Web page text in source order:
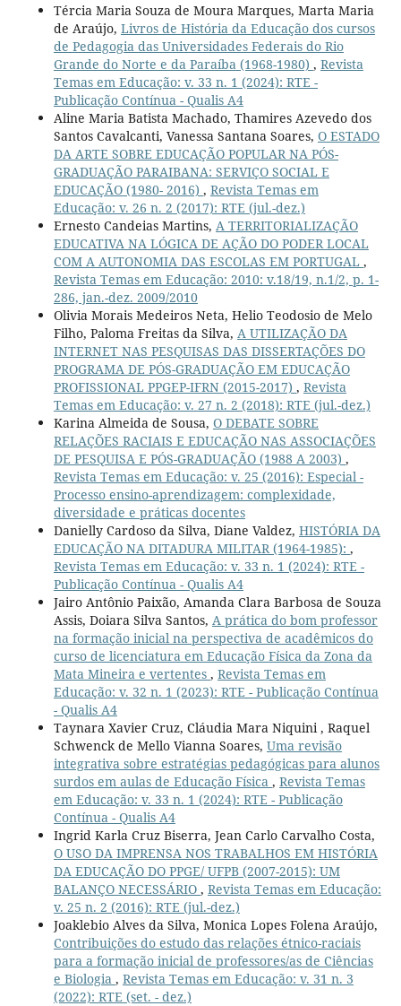
Tércia Maria Souza de Moura Marques, Marta Maria
de Araújo, Livros de História da Educação dos cursos
de Pedagogia das Universidades Federais do Rio
Grande do Norte e da Paraíba (1968-1980) , Revista
Temas em Educação: v. 33 n. 1 (2024): RTE -
Publicação Contínua - Qualis A4
Aline Maria Batista Machado, Thamires Azevedo dos
Santos Cavalcanti, Vanessa Santana Soares, O ESTADO
DA ARTE SOBRE EDUCAÇÃO POPULAR NA PÓS-
GRADUAÇÃO PARAIBANA: SERVIÇO SOCIAL E
EDUCAÇÃO (1980- 2016) , Revista Temas em
Educação: v. 26 n. 2 (2017): RTE (jul.-dez.)
Ernesto Candeias Martins, A TERRITORIALIZAÇÃO
EDUCATIVA NA LÓGICA DE AÇÃO DO PODER LOCAL
COM A AUTONOMIA DAS ESCOLAS EM PORTUGAL ,
Revista Temas em Educação: 2010: v.18/19, n.1/2, p. 1-
286, jan.-dez. 2009/2010
Olivia Morais Medeiros Neta, Helio Teodosio de Melo
Filho, Paloma Freitas da Silva, A UTILIZAÇÃO DA
INTERNET NAS PESQUISAS DAS DISSERTAÇÕES DO
PROGRAMA DE PÓS-GRADUAÇÃO EM EDUCAÇÃO
PROFISSIONAL PPGEP-IFRN (2015-2017) , Revista
Temas em Educação: v. 27 n. 2 (2018): RTE (jul.-dez.)
Karina Almeida de Sousa, O DEBATE SOBRE
RELAÇÕES RACIAIS E EDUCAÇÃO NAS ASSOCIAÇÕES
DE PESQUISA E PÓS-GRADUAÇÃO (1988 A 2003) ,
Revista Temas em Educação: v. 25 (2016): Especial -
Processo ensino-aprendizagem: complexidade,
diversidade e práticas docentes
Danielly Cardoso da Silva, Diane Valdez, HISTÓRIA DA
EDUCAÇÃO NA DITADURA MILITAR (1964-1985): ,
Revista Temas em Educação: v. 33 n. 1 (2024): RTE -
Publicação Contínua - Qualis A4
Jairo Antônio Paixão, Amanda Clara Barbosa de Souza
Assis, Doiara Silva Santos, A prática do bom professor
na formação inicial na perspectiva de acadêmicos do
curso de licenciatura em Educação Física da Zona da
Mata Mineira e vertentes , Revista Temas em
Educação: v. 32 n. 1 (2023): RTE - Publicação Contínua
- Qualis A4
Taynara Xavier Cruz, Cláudia Mara Niquini , Raquel
Schwenck de Mello Vianna Soares, Uma revisão
integrativa sobre estratégias pedagógicas para alunos
surdos em aulas de Educação Física , Revista Temas
em Educação: v. 33 n. 1 (2024): RTE - Publicação
Contínua - Qualis A4
Ingrid Karla Cruz Biserra, Jean Carlo Carvalho Costa,
O USO DA IMPRENSA NOS TRABALHOS EM HISTÓRIA
DA EDUCAÇÃO DO PPGE/ UFPB (2007-2015): UM
BALANÇO NECESSÁRIO , Revista Temas em Educação:
v. 25 n. 2 (2016): RTE (jul.-dez.)
Joaklebio Alves da Silva, Monica Lopes Folena Araújo,
Contribuições do estudo das relações étnico-raciais
para a formação inicial de professores/as de Ciências
e Biologia , Revista Temas em Educação: v. 31 n. 3
(2022): RTE (set. - dez.)